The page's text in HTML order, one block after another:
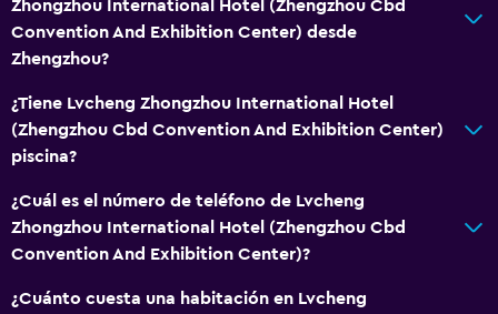
Zhongzhou International Hotel (Zhengzhou Cbd
Convention And Exhibition Center) desde
Zhengzhou?
¿Tiene Lvcheng Zhongzhou International Hotel
(Zhengzhou Cbd Convention And Exhibition Center)
piscina?
¿Cuál es el número de teléfono de Lvcheng
Zhongzhou International Hotel (Zhengzhou Cbd
Convention And Exhibition Center)?
¿Cuánto cuesta una habitación en Lvcheng